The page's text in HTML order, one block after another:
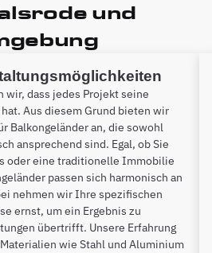
und
wir, dass jedes Projekt seine
Aus diesem Grund bieten wir
Balkongeländer an, die sowohl
ansprechend sind. Egal, ob Sie
oder eine traditionelle Immobilie
passen sich harmonisch an
nehmen wir Ihre spezifischen
ernst, um ein Ergebnis zu
übertrifft. Unsere Erfahrung
wie Stahl und Aluminium